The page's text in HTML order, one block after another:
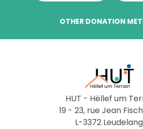
OTHER DONATION
HUT - Hëllef um
19 - 23, rue Jean
L-3372